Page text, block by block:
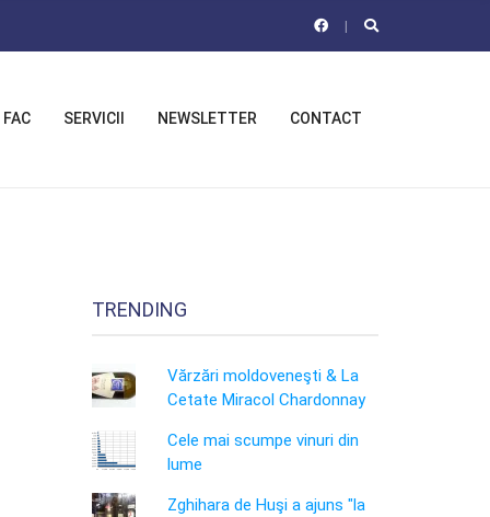
FAC SERVICII NEWSLETTER CONTACT
TRENDING
Vărzări moldoveneşti & La
Cetate Miracol Chardonnay
Cele mai scumpe vinuri din
lume
Zghihara de Huşi a ajuns "la